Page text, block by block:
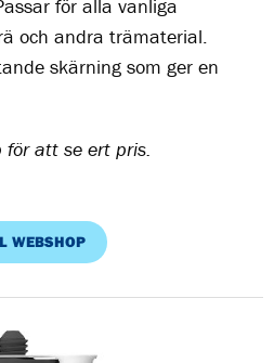
för alla vanliga
och andra trämaterial.
skärning som ger en
för att se ert pris.
WEBSHOP